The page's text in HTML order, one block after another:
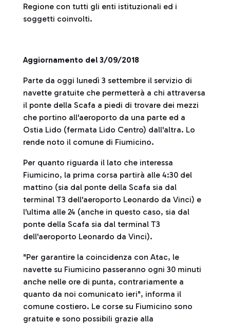
Regione con tutti gli enti istituzionali ed i
soggetti coinvolti.
Aggiornamento del 3/09/2018
Parte da oggi lunedì 3 settembre il servizio di
navette gratuite che permetterà a chi attraversa
il ponte della Scafa a piedi di trovare dei mezzi
che portino all'aeroporto da una parte ed a
Ostia Lido (fermata Lido Centro) dall'altra. Lo
rende noto il comune di Fiumicino.
Per quanto riguarda il lato che interessa
Fiumicino, la prima corsa partirà alle 4:30 del
mattino (sia dal ponte della Scafa sia dal
terminal T3 dell'aeroporto Leonardo da Vinci) e
l'ultima alle 24 (anche in questo caso, sia dal
ponte della Scafa sia dal terminal T3
dell'aeroporto Leonardo da Vinci).
"Per garantire la coincidenza con Atac, le
navette su Fiumicino passeranno ogni 30 minuti
anche nelle ore di punta, contrariamente a
quanto da noi comunicato ieri", informa il
comune costiero. Le corse su Fiumicino sono
gratuite e sono possibili grazie alla